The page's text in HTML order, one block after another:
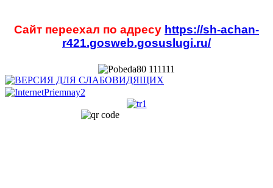
Сайт переехал по адресу https://sh-achan-
r421.gosweb.gosuslugi.ru/